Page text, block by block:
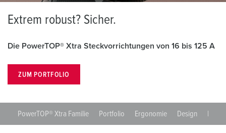
Extrem robust? Sicher.
Die PowerTOP® Xtra Steckvorrichtungen von 16 bis 125 A
ZUM PORTFOLIO
PowerTOP® Xtra Familie Portfolio Ergonomie Design